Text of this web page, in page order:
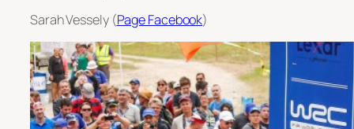
Sarah Vessely (Page Facebook)